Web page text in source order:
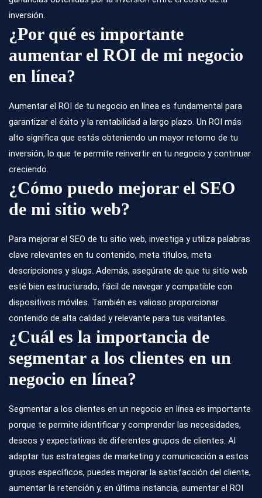
inversión.
¿Por qué es importante
aumentar el ROI de mi negocio
en línea?
Aumentar el ROI de tu negocio en línea es fundamental para
garantizar el éxito y la rentabilidad a largo plazo. Un ROI más
alto significa que estás obteniendo un mayor retorno de tu
inversión, lo que te permite reinvertir en tu negocio y continuar
creciendo.
¿Cómo puedo mejorar el SEO
de mi sitio web?
Para mejorar el SEO de tu sitio web, investiga y utiliza palabras
clave relevantes en tu contenido, meta títulos, meta
descripciones y slugs. Además, asegúrate de que tu sitio web
esté bien estructurado, fácil de navegar y compatible con
dispositivos móviles. También es valioso proporcionar
contenido de alta calidad y relevante para tus visitantes.
¿Cuál es la importancia de
segmentar a los clientes en un
negocio en línea?
Segmentar a los clientes en un negocio en línea es importante
porque te permite identificar y comprender las necesidades,
deseos y expectativas de diferentes grupos de clientes. Al
adaptar tus estrategias de marketing y comunicación a estos
grupos específicos, puedes mejorar la satisfacción del cliente,
aumentar la retención y, en última instancia, aumentar el ROI